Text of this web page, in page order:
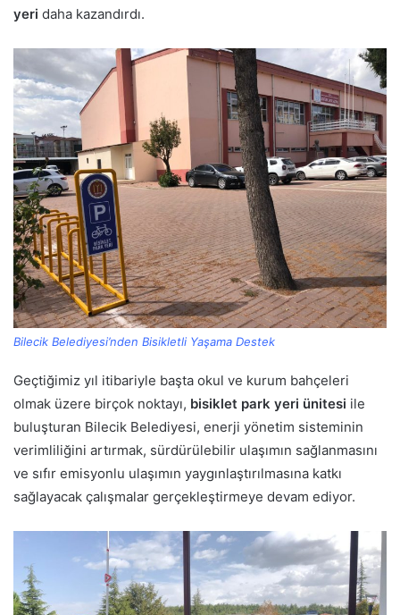
yeri daha kazandırdı.
Bilecik Belediyesi’nden Bisikletli Yaşama Destek
Geçtiğimiz yıl itibariyle başta okul ve kurum bahçeleri
olmak üzere birçok noktayı, bisiklet park yeri ünitesi ile
buluşturan Bilecik Belediyesi, enerji yönetim sisteminin
verimliliğini artırmak, sürdürülebilir ulaşımın sağlanmasını
ve sıfır emisyonlu ulaşımın yaygınlaştırılmasına katkı
sağlayacak çalışmalar gerçekleştirmeye devam ediyor.